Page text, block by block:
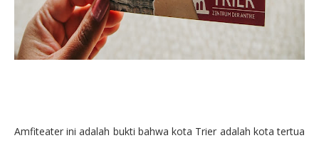
Amfiteater ini adalah bukti bahwa kota Trier adalah kota tertua